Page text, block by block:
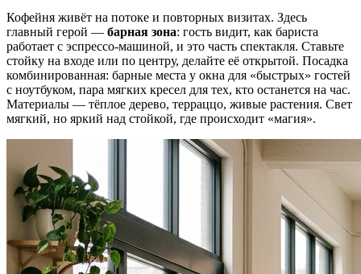
Кофейня живёт на потоке и повторных визитах. Здесь
главный герой — барная зона: гость видит, как бариста
работает с эспрессо-машиной, и это часть спектакля. Ставьте
стойку на входе или по центру, делайте её открытой. Посадка
комбинированная: барные места у окна для «быстрых» гостей
с ноутбуком, пара мягких кресел для тех, кто останется на час.
Материалы — тёплое дерево, терраццо, живые растения. Свет
мягкий, но яркий над стойкой, где происходит «магия».